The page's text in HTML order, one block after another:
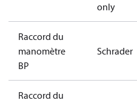
only
Raccord du
manomètre
BP
Schrader
Raccord du